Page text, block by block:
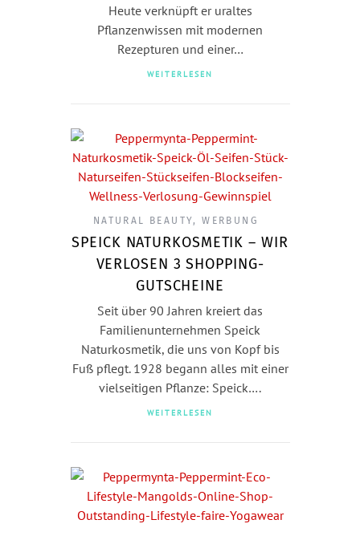
Heute verknüpft er uraltes
Pflanzenwissen mit modernen
Rezepturen und einer…
WEITERLESEN
NATURAL BEAUTY,WERBUNG
SPEICK NATURKOSMETIK – WIR
VERLOSEN 3 SHOPPING-
GUTSCHEINE
Seit über 90 Jahren kreiert das
Familienunternehmen Speick
Naturkosmetik, die uns von Kopf bis
Fuß pflegt. 1928 begann alles mit einer
vielseitigen Pflanze: Speick….
WEITERLESEN